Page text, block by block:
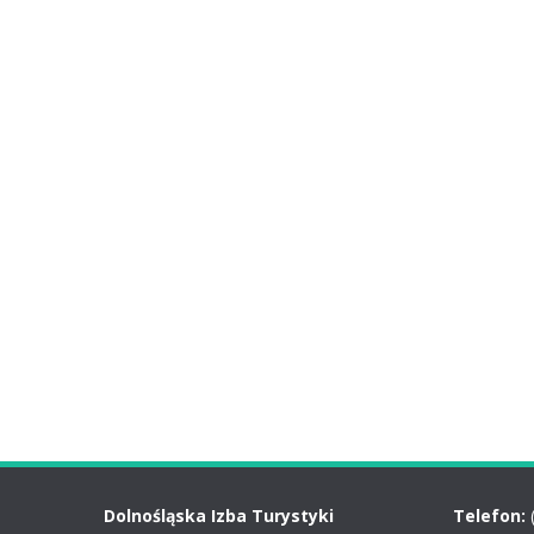
Dolnośląska Izba Turystyki
Telefon: